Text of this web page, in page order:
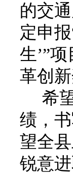
的交
定申
生’”
革创
希
绩，
望全
锐意